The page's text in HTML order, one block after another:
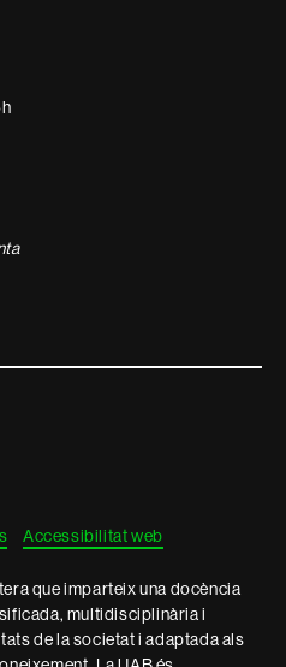
Accessibilitat web
que imparteix una docència
multidisciplinària i
de la societat i adaptada als